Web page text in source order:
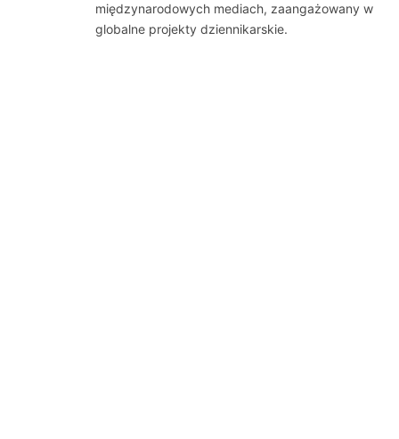
międzynarodowych mediach, zaangażowany w
globalne projekty dziennikarskie.